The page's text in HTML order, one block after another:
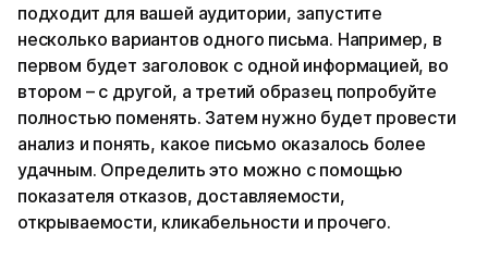
подходит для вашей аудитории, запустите
несколько вариантов одного письма. Например, в
первом будет заголовок с одной информацией, во
втором – с другой, а третий образец попробуйте
полностью поменять. Затем нужно будет провести
анализ и понять, какое письмо оказалось более
удачным. Определить это можно с помощью
показателя отказов, доставляемости,
открываемости, кликабельности и прочего.